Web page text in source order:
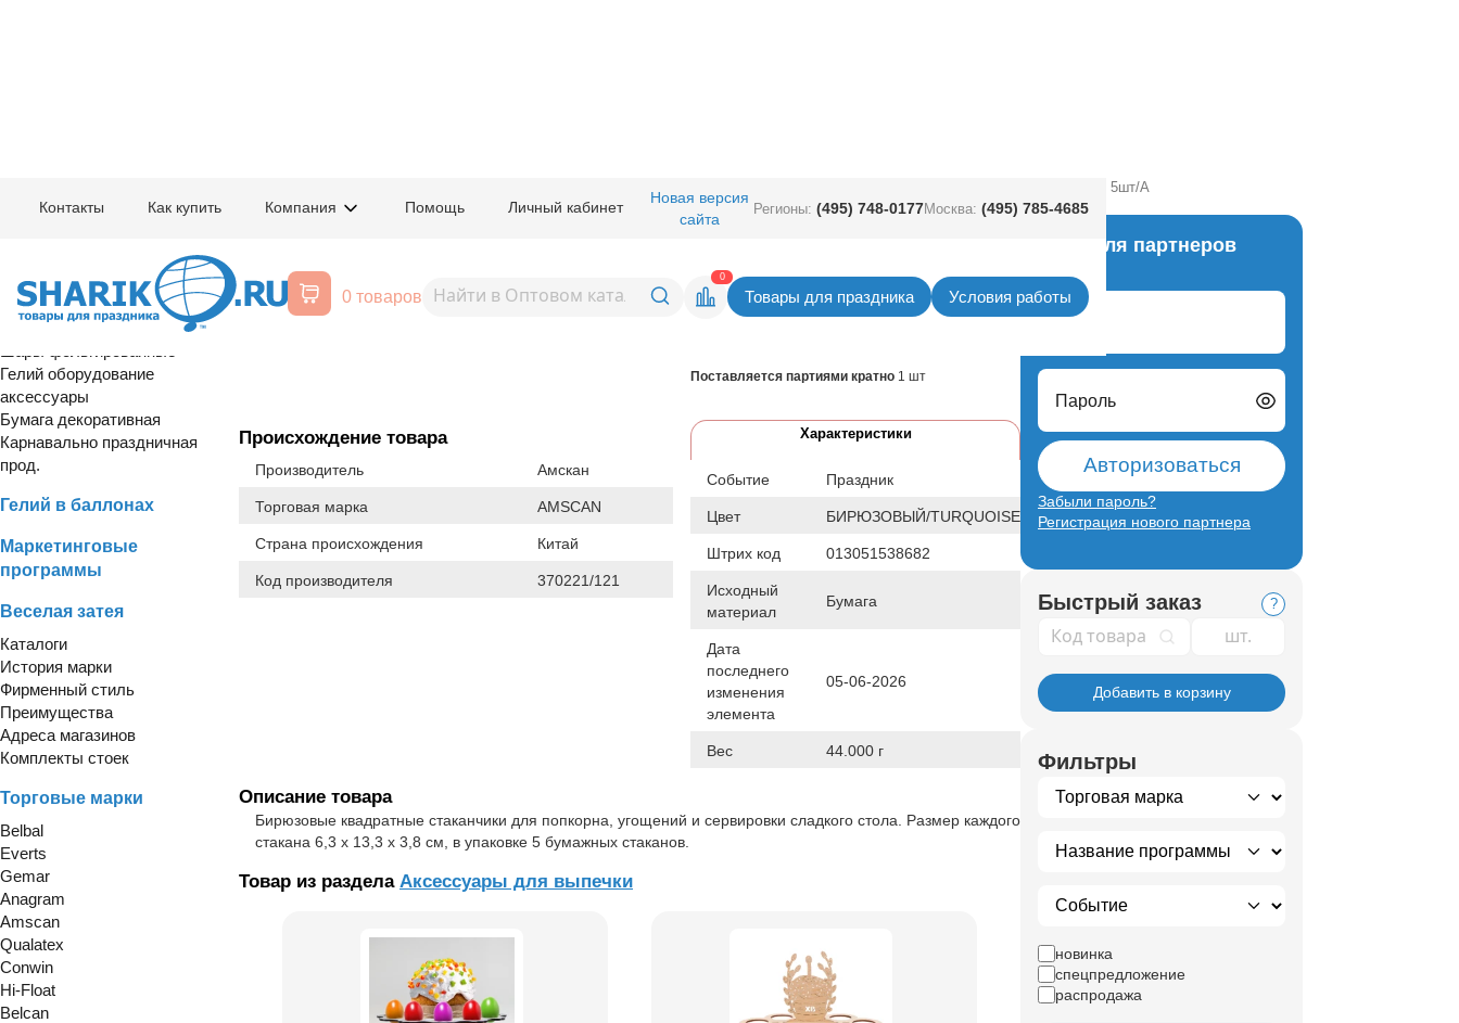
Контакты Как купить Компания Помощь Личный кабинет
Новая версия
сайта
Регионы: (495) 748-0177Москва: (495) 785-4685
0 товаров
0
Товары для праздника Условия работы
Стакан д/попкорна Robins Egg S 5шт/A
Расширенный поиск
Шары латексные
Гелий оборудование
аксессуары
Бумага декоративная
Карнавально праздничная
прод.
Гелий в баллонах
Маркетинговые
программы
Веселая затея
Каталоги
История марки
Фирменный стиль
Преимущества
Адреса магазинов
Комплекты стоек
Торговые марки
Belbal
Everts
Gemar
Anagram
Amscan
Qualatex
Conwin
Hi-Float
Belcan
1502-3071
Egg S 5шт/A
Вернуться в раздел Аксессуары для выпечки
Происхождение товара
Производитель Амскан
Торговая марка AMSCAN
Страна происхождения Китай
Код производителя 370221/121
Поставляется партиями кратно 1 шт
Характеристики
Событие Праздник
Цвет БИРЮЗОВЫЙ/TURQUOISE
Штрих код 013051538682
Исходный
материал
Бумага
Дата
последнего
изменения
элемента
05-06-2026
Вес 44.000 г
Описание товара
Бирюзовые квадратные стаканчики для попкорна, угощений и сервировки сладкого стола. Размер каждого
стакана 6,3 х 13,3 х 3,8 см, в упаковке 5 бумажных стаканов.
Товар из раздела Аксессуары для выпечки
Вход для партнеров
Логин
Пароль
Авторизоваться
Забыли пароль?
Регистрация нового партнера
Быстрый заказ ?
Код товара
Добавить в корзину
Фильтры
новинка
спецпредложение
распродажа